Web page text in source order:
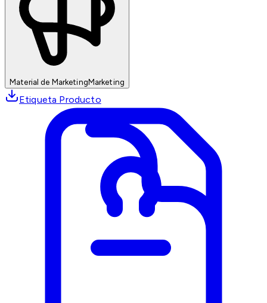
Material de MarketingMarketing
Etiqueta Producto